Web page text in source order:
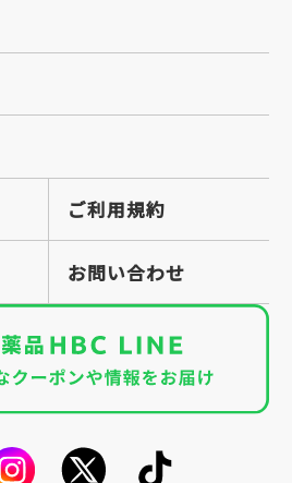
ご利用規約
お問い合わせ